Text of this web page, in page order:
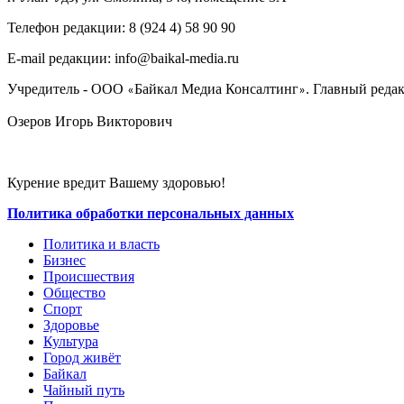
Телефон редакции: ‎‎8 (924 4) 58 90 90
E-mail редакции: info@baikal-media.ru
Учредитель - ООО «Байкал Медиа Консалтинг». Главный
Озеров Игорь Викторович
Курение вредит Вашему здоровью!
Политика обработки персональных данных
Политика и власть
Бизнес
Происшествия
Общество
Cпорт
Здоровье
Культура
Город живёт
Байкал
Чайный путь